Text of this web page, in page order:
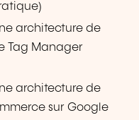
architecture de
Tag Manager
architecture de
sur Google